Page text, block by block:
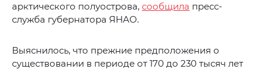
арктического полуострова, сообщила пресс-
служба губернатора ЯНАО.
Выяснилось, что прежние предположения о
существовании в периоде от 170 до 230 тысяч лет